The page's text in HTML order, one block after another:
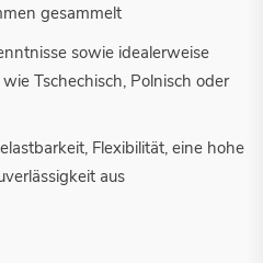
gesammelt
sowie idealerweise
Tschechisch, Polnisch oder
Flexibilität, eine hohe
aus